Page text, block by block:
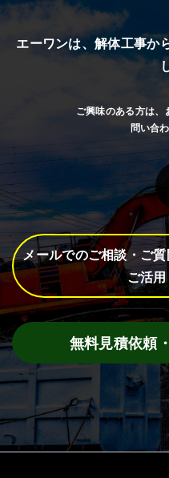
エーワンは、解体工事か
ご興味のある方は
問い合
メールでのご相談・ご
ご活用
無料見積依頼